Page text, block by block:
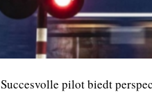
Succesvolle pilot biedt